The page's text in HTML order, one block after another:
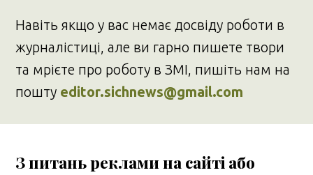
Навіть якщо у вас немає досвіду роботи в
журналістиці, але ви гарно пишете твори
та мрієте про роботу в ЗМІ, пишіть нам на
пошту editor.sichnews@gmail.com
З питань реклами на сайті або